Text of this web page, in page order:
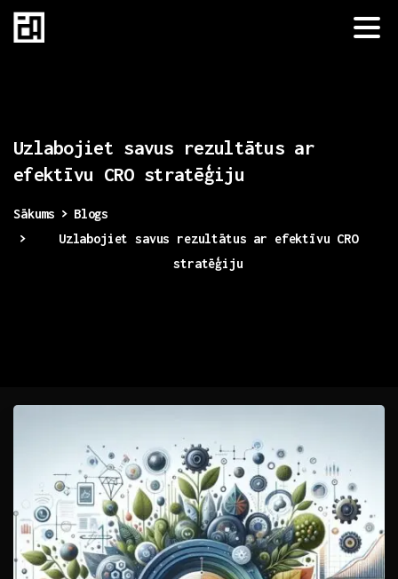
Uzlabojiet savus rezultātus ar
efektīvu CRO stratēģiju
Sākums
Blogs
Uzlabojiet savus rezultātus ar efektīvu CRO
stratēģiju